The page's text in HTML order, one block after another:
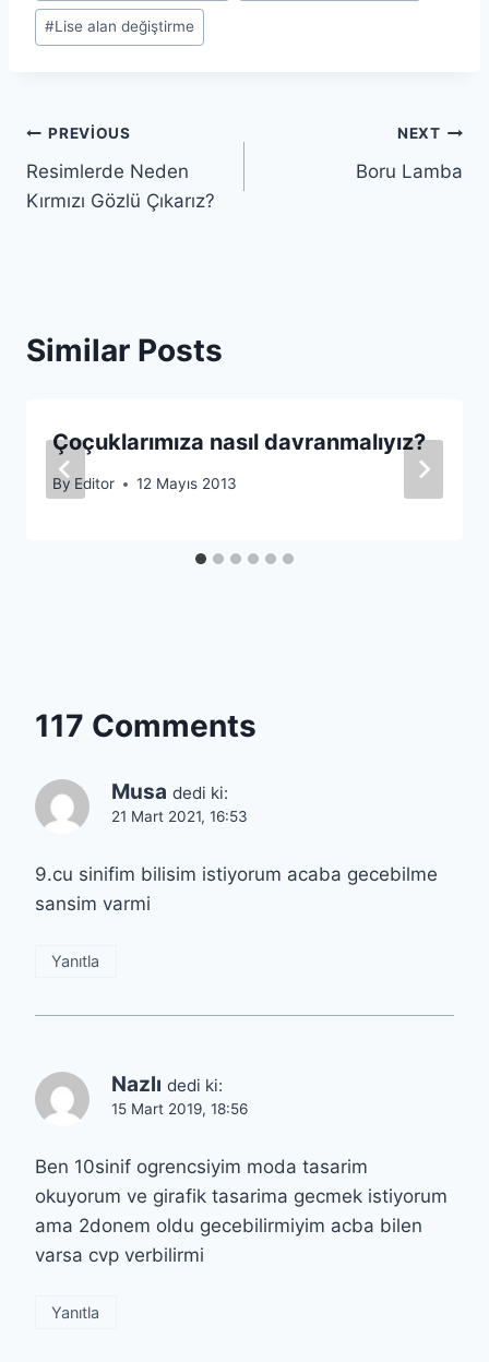
#Lise alan değiştirme
Yazı
gezinmesi
PREVIOUS
Resimlerde Neden
Kırmızı Gözlü Çıkarız?
NEXT
Boru Lamba
Similar Posts
Çoçuklarımıza nasıl davranmalıyız?
By Editor 12 Mayıs 2013
117 Comments
Musa dedi ki:
21 Mart 2021, 16:53
9.cu sinifim bilisim istiyorum acaba gecebilme
sansim varmi
Yanıtla
Nazlı dedi ki:
15 Mart 2019, 18:56
Ben 10sinif ogrencsiyim moda tasarim
okuyorum ve girafik tasarima gecmek istiyorum
ama 2donem oldu gecebilirmiyim acba bilen
varsa cvp verbilirmi
Yanıtla